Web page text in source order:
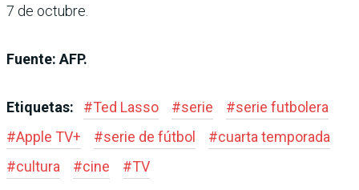
7 de octubre.
Fuente: AFP.
Etiquetas: #Ted Lasso #serie #serie futbolera
#Apple TV+ #serie de fútbol #cuarta temporada
#cultura #cine #TV